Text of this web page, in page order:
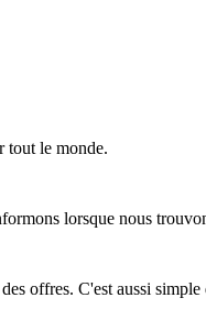
tout le monde.
lorsque nous
offres. C'est aussi simple